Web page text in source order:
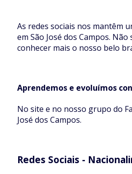
As redes sociais nos mantêm
em São José dos Campos.
conhecer mais o nosso belo
Aprendemos e evoluímos
No site e no nosso grupo do
José dos Campos.
Redes Sociais -